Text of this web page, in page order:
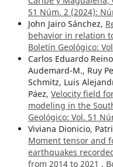
51 Núm. 2 (2024):
John Jairo Sánchez,
behavior in relation
Boletín Geológico:
Carlos Eduardo
Audemard-M., Ruy
Schmitz, Luis
Páez, Velocity field
modeling in the
Geológico: Vol. 51
Viviana Dionicio,
Moment tensor and
earthquakes
from 2014 to 2021 ,